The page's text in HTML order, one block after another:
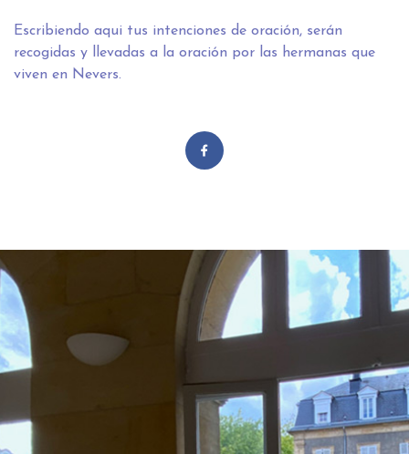
Escribiendo aqui tus intenciones de oración, serán
recogidas y llevadas a la oración por las hermanas que
viven en Nevers.